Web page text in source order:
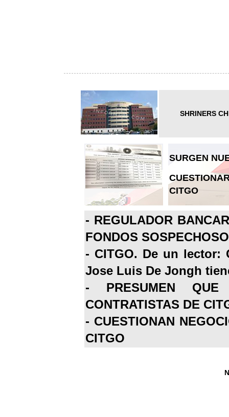
SHRINERS
SURGEN
CITGO
- REGULADOR
FONDOS
- CITGO. De un lector:
Jose Luis De Jongh
- PRESUMEN
CONTRATISTAS DE
- CUESTIONAN
CITGO